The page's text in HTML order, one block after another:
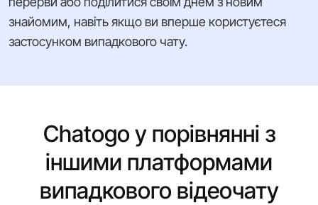
знайомим, навіть якщо ви вперше користуєтеся
застосунком випадкового чату.
Chatogo у порівнянні з
іншими платформами
випадкового відеочату